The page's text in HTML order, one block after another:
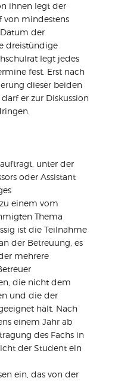
ihnen legt der
von mindestens
der
dreistündige
legt jedes
fest. Erst nach
dieser beiden
er zur Diskussion
unter der
oder Assistant
einem vom
Thema
ist die Teilnahme
der Betreuung, es
mehrere
die nicht dem
und die der
hält. Nach
einem Jahr ab
des Fachs in
der Student ein
ein, das von der